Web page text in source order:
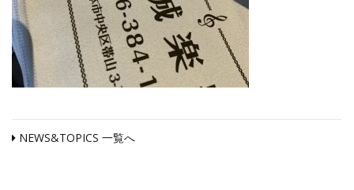
NEWS&TOPICS 一覧へ